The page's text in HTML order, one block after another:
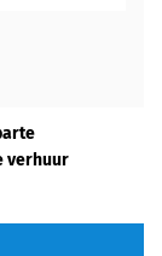
verhuur